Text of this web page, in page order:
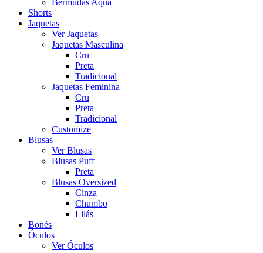
Bermudas Aqua
Shorts
Jaquetas
Ver Jaquetas
Jaquetas Masculina
Cru
Preta
Tradicional
Jaquetas Feminina
Cru
Preta
Tradicional
Customize
Blusas
Ver Blusas
Blusas Puff
Preta
Blusas Oversized
Cinza
Chumbo
Lilás
Bonés
Óculos
Ver Óculos